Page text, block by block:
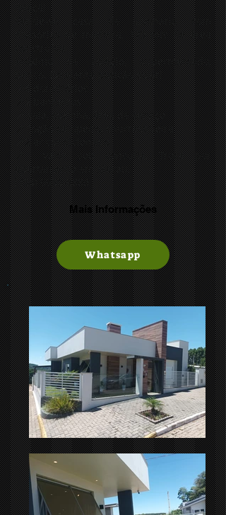
Ibiaçá!
Vende-se casa de alvenaria com
divisórias de madeira. 173 mts de área
construída
Próximo de colégio, supermercado,
banco. Excelente posição solar!
📍4 dormitórios
📍2 banheiros
📍 sala, cozinha, área de serviço
📍 fogão campeiro, churrasqueira
📍2 ar condicionado
📍 valor sob consulta. Troca por
apartamento em Marau.
ℹ️ (54) 9950-9886
Mais Informações
Whatsapp